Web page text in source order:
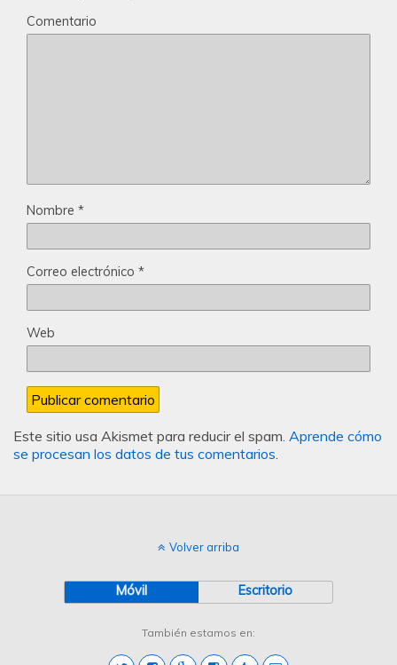
Comentario
Nombre *
Correo electrónico *
Web
Este sitio usa Akismet para reducir el spam. Aprende cómo
se procesan los datos de tus comentarios
Volver arriba
Móvil Escritorio
También estamos en: